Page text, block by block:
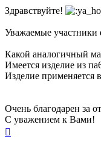
Здравствуйте!
Уважаемые участники
Какой аналогичный
Имеется изделие из
Изделие применяется
Очень благодарен за
С уважением к Вами!